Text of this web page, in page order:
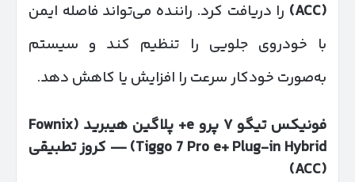
(ACC)
را دریافت کرد. راننده می‌تواند فاصله ایمن
با خودروی جلویی را تنظیم کند و سیستم
به‌صورت خودکار سرعت را افزایش یا کاهش دهد.
فونیکس تیگو۷ پرو پلاگین هیبرید (Fownix
Tiggo 7 Pro e+ Plug-in Hybrid) —
کروز تطبیقی
(ACC)